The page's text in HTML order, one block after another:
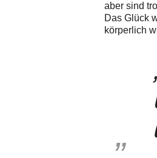
aber sind
Das Glück
körperlich